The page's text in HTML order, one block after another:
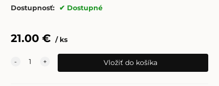
Dostupnosť: Dostupné
21.00 € ks